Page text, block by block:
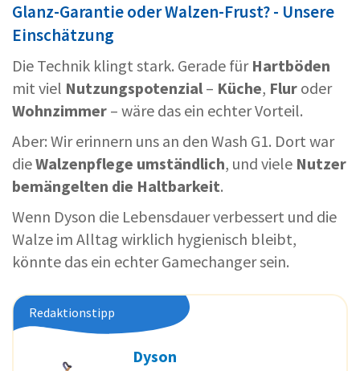
Glanz-Garantie oder Walzen-Frust? - Unsere
Einschätzung
Die Technik klingt stark. Gerade für Hartböden
mit viel Nutzungspotenzial – Küche, Flur oder
Wohnzimmer – wäre das ein echter Vorteil.
Aber: Wir erinnern uns an den Wash G1. Dort war
dieWalzenpflege umständlich, und viele Nutzer
bemängelten die Haltbarkeit.
Wenn Dyson die Lebensdauer verbessert und die
Walze im Alltag wirklich hygienisch bleibt,
könnte das ein echter Gamechanger sein.
Redaktionstipp
Dyson